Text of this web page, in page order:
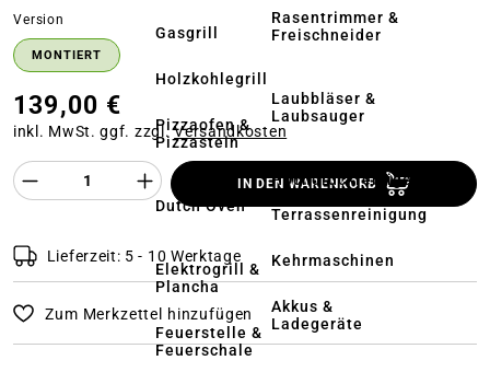
Gasgrill
Holzkohlegrill
Pizzaofen &
Pizzastein
Dutch Oven
Elektrogrill &
Plancha
Feuerstelle &
Feuerschale
Rasentrimmer &
Freischneider
Laubbläser &
Laubsauger
Hochdruckreiniger
Terrassenreinigung
Kehrmaschinen
Akkus &
Ladegeräte
Version
MONTIERT
139,00 €
inkl. MwSt. ggf. zzgl.Versandkosten
Produkt Anzahl des Produktes
IN DEN WARENKORB
Lieferzeit: 5 - 10 Werktage
Zum Merkzettel hinzufügen